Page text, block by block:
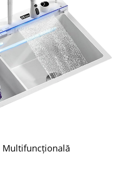
Multifuncțională